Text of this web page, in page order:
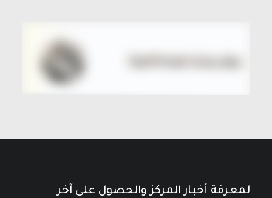
لمعرفة أخبار المركز والحصول على آخر